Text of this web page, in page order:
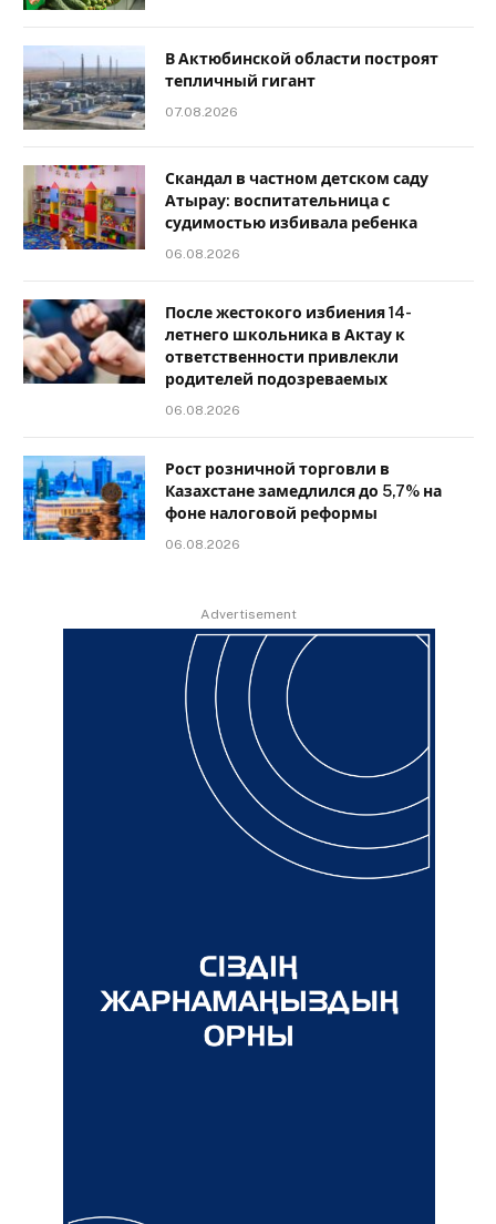
В Актюбинской области построят
тепличный гигант
07.08.2026
Скандал в частном детском саду
Атырау: воспитательница с
судимостью избивала ребенка
06.08.2026
После жестокого избиения 14-
летнего школьника в Актау к
ответственности привлекли
родителей подозреваемых
06.08.2026
Рост розничной торговли в
Казахстане замедлился до 5,7% на
фоне налоговой реформы
06.08.2026
Advertisement